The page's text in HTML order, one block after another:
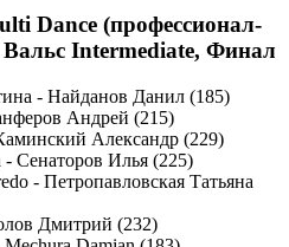
Dance (профессионал-
Intermediate, Финал
- Найданов Данил (185)
Андрей (215)
Александр (229)
Сенаторов Илья (225)
- Петропавловская Татьяна
Дмитрий (232)